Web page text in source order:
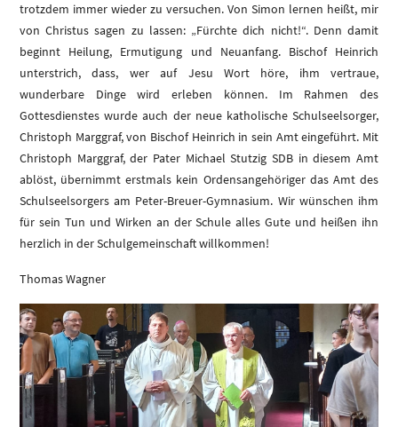
trotzdem immer wieder zu versuchen. Von Simon lernen heißt, mir
von Christus sagen zu lassen: „Fürchte dich nicht!“. Denn damit
beginnt Heilung, Ermutigung und Neuanfang. Bischof Heinrich
unterstrich, dass, wer auf Jesu Wort höre, ihm vertraue,
wunderbare Dinge wird erleben können. Im Rahmen des
Gottesdienstes wurde auch der neue katholische Schulseelsorger,
Christoph Marggraf, von Bischof Heinrich in sein Amt eingeführt. Mit
Christoph Marggraf, der Pater Michael Stutzig SDB in diesem Amt
ablöst, übernimmt erstmals kein Ordensangehöriger das Amt des
Schulseelsorgers am Peter-Breuer-Gymnasium. Wir wünschen ihm
für sein Tun und Wirken an der Schule alles Gute und heißen ihn
herzlich in der Schulgemeinschaft willkommen!
Thomas Wagner